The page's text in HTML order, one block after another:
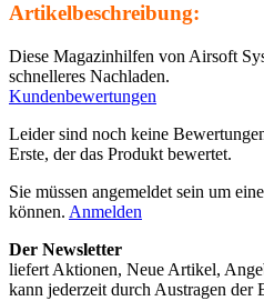
Artikelbeschreibung:
Diese Magazinhilfen von Airsoft
schnelleres Nachladen.
Kundenbewertungen
Leider sind noch keine
Erste, der das Produkt bewertet.
Sie müssen angemeldet sein um
können. Anmelden
Der Newsletter
liefert Aktionen, Neue Artikel,
kann jederzeit durch Austragen der